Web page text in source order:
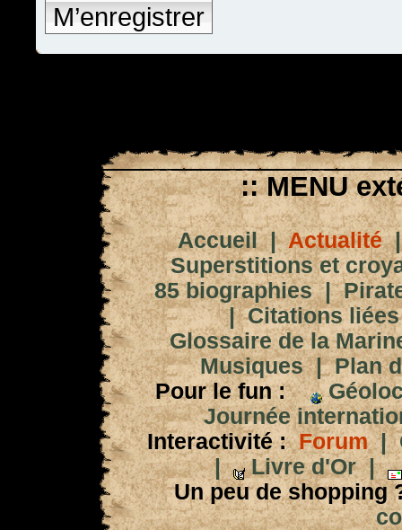
M’enregistrer
:: MENU
Accueil|Actualité
Superstitions et
85 biographies|
|Citations
Glossaire de la
Musiques|Plan
Pour le fun :
Journée
Interactivité : Forum|
|
Livre d'Or|
Un peu de shopping